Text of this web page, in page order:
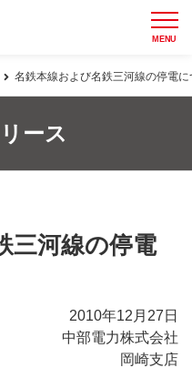
MENU
名鉄本線および名鉄三河線の停電に
ース
三河線の停電
2010年12月27日
中部電力株式会社
岡崎支店